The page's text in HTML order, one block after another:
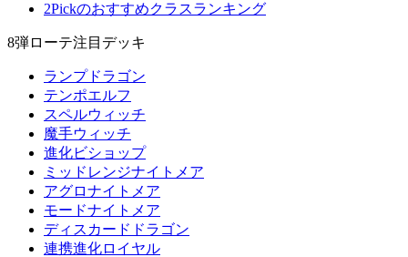
2Pickのおすすめクラスランキング
8弾ローテ注目デッキ
ランプドラゴン
テンポエルフ
スペルウィッチ
魔手ウィッチ
進化ビショップ
ミッドレンジナイトメア
アグロナイトメア
モードナイトメア
ディスカードドラゴン
連携進化ロイヤル